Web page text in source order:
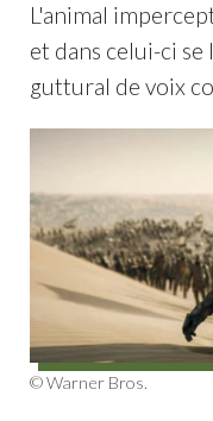
L'animal
et dans celui-ci
guttural de voix
© Warner Bros.